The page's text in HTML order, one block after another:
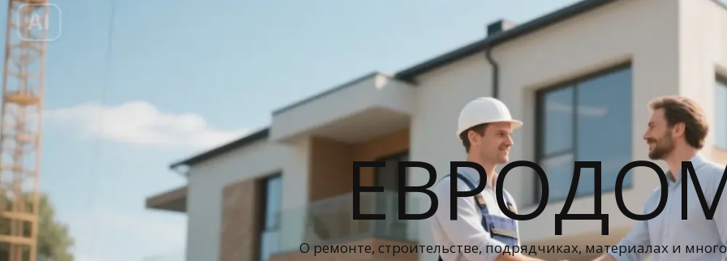
О ремонте, строительстве, подрядчиках, материалах и